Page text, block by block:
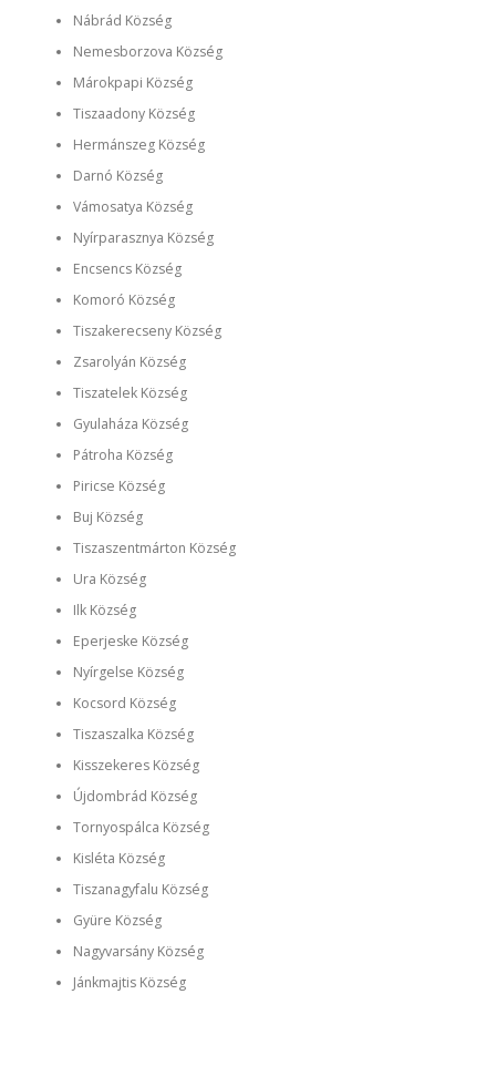
Nábrád Község
Nemesborzova Község
Márokpapi Község
Tiszaadony Község
Hermánszeg Község
Darnó Község
Vámosatya Község
Nyírparasznya Község
Encsencs Község
Komoró Község
Tiszakerecseny Község
Zsarolyán Község
Tiszatelek Község
Gyulaháza Község
Pátroha Község
Piricse Község
Buj Község
Tiszaszentmárton Község
Ura Község
Ilk Község
Eperjeske Község
Nyírgelse Község
Kocsord Község
Tiszaszalka Község
Kisszekeres Község
Újdombrád Község
Tornyospálca Község
Kisléta Község
Tiszanagyfalu Község
Gyüre Község
Nagyvarsány Község
Jánkmajtis Község